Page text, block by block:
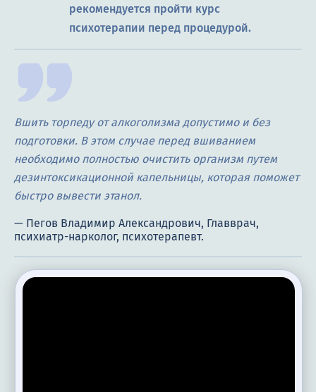
рекомендуется пройти курс
психотерапии перед процедурой.
Вшить торпеду от алкоголизма допустимо и без
подготовки. В этом случае перед вшиванием
необходимо полностью очистить организм путем
дезинтоксикационной капельницы, которая поможет
быстро вывести этанол.